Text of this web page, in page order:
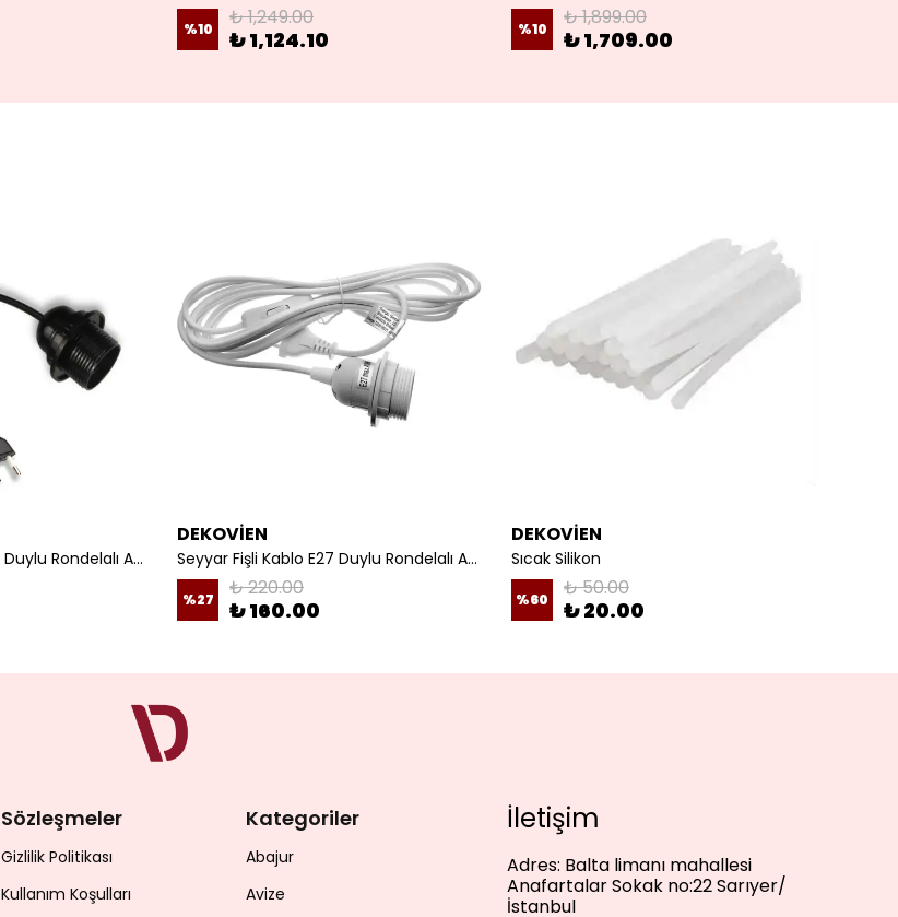
%10 ₺ 1,249.00
₺ 1,124.10 %10 ₺ 1,899.00
₺ 1,709.00
Seyyar Fişli Kablo E27 Duylu Rondelalı Anahtarlı Kablo Arapuarlı Abajur Kablo
DEKOVİEN
Seyyar Fişli Kablo E27 Duylu Rondelalı Anahtarlı Kablo Arapuarlı Abajur Kablo Beyaz
%27 ₺ 220.00
₺ 160.00
DEKOVİEN
Sıcak Silikon
%60 ₺ 50.00
₺ 20.00
Sözleşmeler
Gizlilik Politikası
Kullanım Koşulları
Kategoriler
Abajur
Avize
İletişim
Adres: Balta limanı mahallesi
Anafartalar Sokak no:22 Sarıyer/
İstanbul